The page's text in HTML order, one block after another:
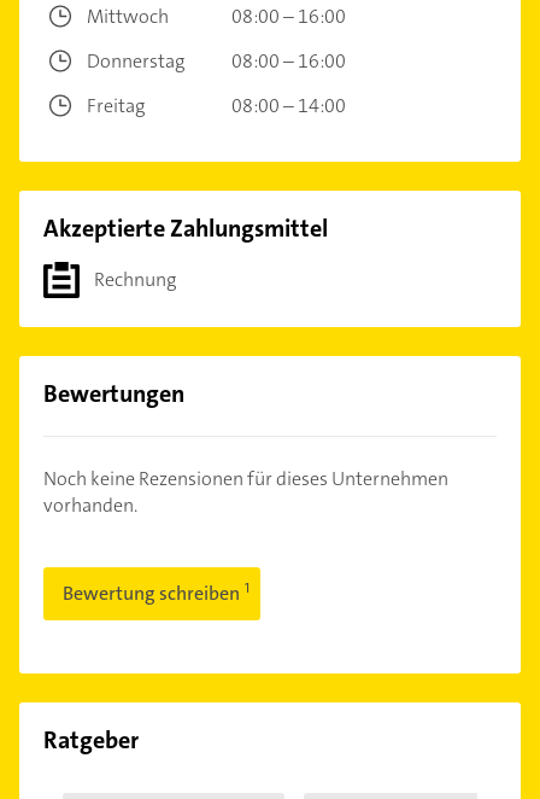
Mittwoch
08:00 – 16:00
Donnerstag
08:00 – 16:00
Freitag
08:00 – 14:00
Akzeptierte Zahlungsmittel
Rechnung
Bewertungen
Noch keine Rezensionen für dieses Unternehmen
vorhanden.
Bewertung schreiben
Ratgeber